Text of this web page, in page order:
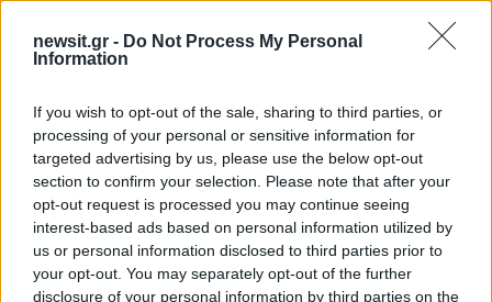
newsit.gr - Do Not Process My Personal
Information
If you wish to opt-out of the sale, sharing to third parties, or
processing of your personal or sensitive information for
targeted advertising by us, please use the below opt-out
section to confirm your selection. Please note that after your
opt-out request is processed you may continue seeing
interest-based ads based on personal information utilized by
us or personal information disclosed to third parties prior to
your opt-out. You may separately opt-out of the further
disclosure of your personal information by third parties on the